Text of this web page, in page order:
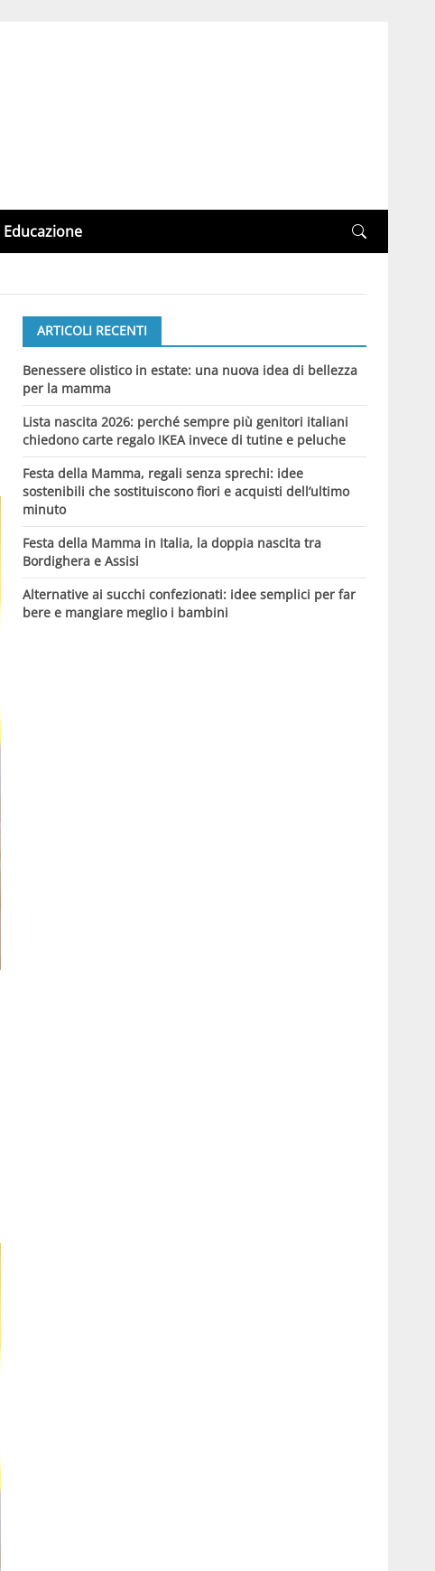
Educazione
ARTICOLI RECENTI
Benessere olistico in estate: una nuova idea di bellezza
per la mamma
Lista nascita 2026: perché sempre più genitori italiani
chiedono carte regalo IKEA invece di tutine e peluche
Festa della Mamma, regali senza sprechi: idee
sostenibili che sostituiscono fiori e acquisti dell’ultimo
minuto
Festa della Mamma in Italia, la doppia nascita tra
Bordighera e Assisi
Alternative ai succhi confezionati: idee semplici per far
bere e mangiare meglio i bambini